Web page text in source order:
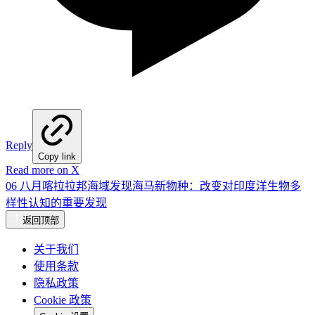
Reply
Copy link
Read more on X
06 八月 喀拉拉邦海域发现海马新物种：改变对印度洋生物多
样性认知的重要发现
返回顶部
关于我们
使用条款
隐私政策
Cookie 政策